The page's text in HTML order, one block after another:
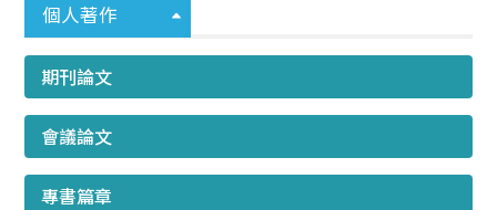
個人著作
期刊論文
會議論文
專書篇章